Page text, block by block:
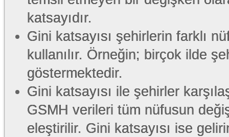
katsayıdır.
Gini katsayısı şehirlerin farklı
kullanılır. Örneğin; birçok ilde
göstermektedir.
Gini katsayısı ile şehirler
GSMH verileri tüm nüfusun
eleştirilir. Gini katsayısı ise